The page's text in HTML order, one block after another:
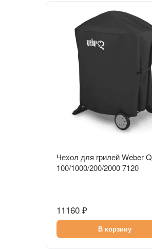
Чехол для грилей Weber Q
100/1000/200/2000 7120
11160 ₽
В корзину